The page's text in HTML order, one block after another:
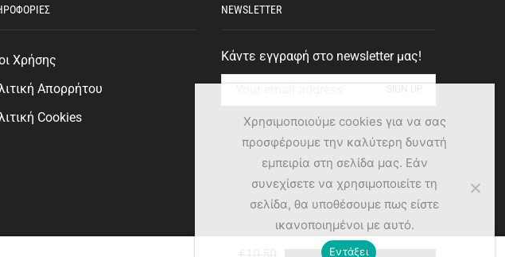
Χρήσης
Απορρήτου
Cookies
NEWSLETTER
Κάντε εγγραφή στο newsletter μας!
Χρησιμοποιούμε cookies για να σας
προσφέρουμε την καλύτερη δυνατή
εμπειρία στη σελίδα μας. Εάν
συνεχίσετε να χρησιμοποιείτε τη
σελίδα, θα υποθέσουμε πως είστε
ικανοποιημένοι με αυτό.
Εντάξει